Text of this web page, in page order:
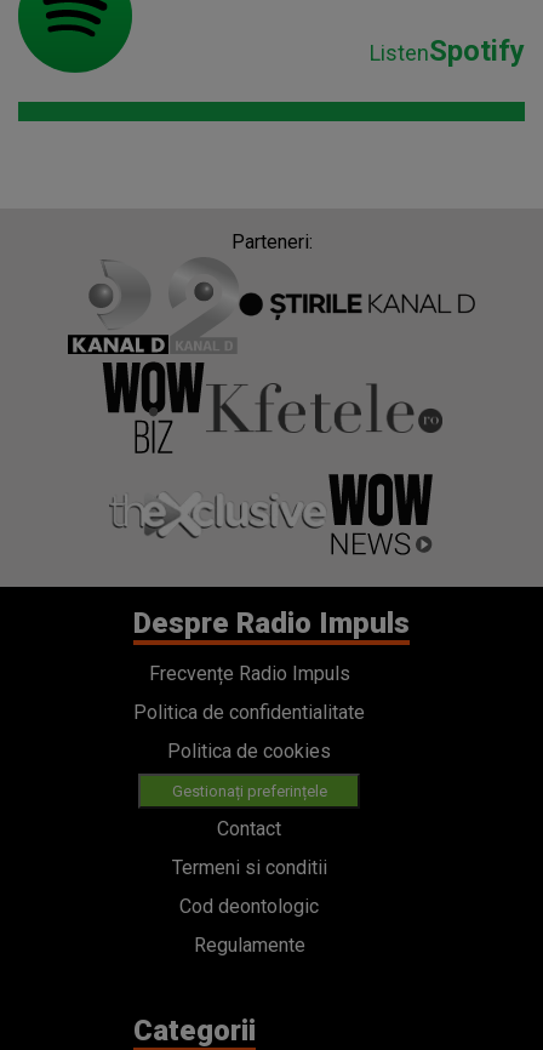
ListenSpotify
Parteneri:
Despre Radio Impuls
Frecvențe Radio Impuls
Politica de confidentialitate
Politica de cookies
Gestionați preferințele
Contact
Termeni si conditii
Cod deontologic
Regulamente
Categorii